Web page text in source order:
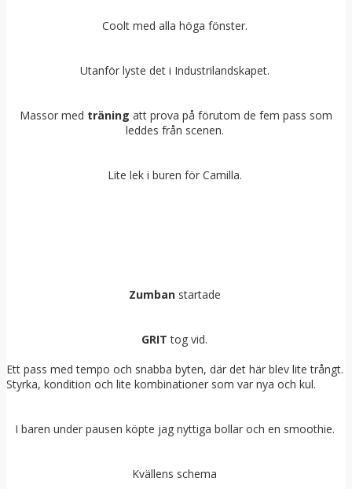
Coolt med alla höga fönster.
Utanför lyste det i Industrilandskapet.
Massor med träning att prova på förutom de fem pass som
leddes från scenen.
Lite lek i buren för Camilla.
Zumbanstartade
GRIT tog vid.
Ett pass med tempo och snabba byten, där det här blev lite trångt.
Styrka, kondition och lite kombinationer som var nya och kul.
I baren under pausen köpte jag nyttiga bollar och en smoothie.
Kvällens schema